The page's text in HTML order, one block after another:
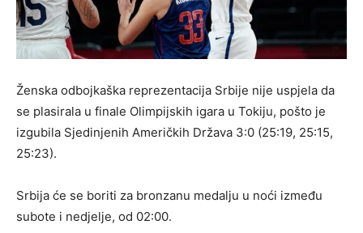
Ženska odbojkaška reprezentacija Srbije nije uspjela da
se plasirala u finale Olimpijskih igara u Tokiju, pošto je
izgubila Sjedinjenih Američkih Država 3:0 (25:19, 25:15,
25:23).
Srbija će se boriti za bronzanu medalju u noći između
subote i nedjelje, od 02:00.